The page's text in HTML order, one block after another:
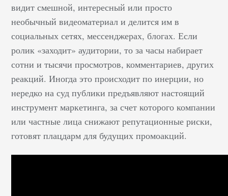
видит смешной, интересный или просто
необычный видеоматериал и делится им в
социальных сетях, мессенджерах, блогах. Если
ролик «заходит» аудитории, то за часы набирает
сотни и тысячи просмотров, комментариев, других
реакций. Иногда это происходит по инерции, но
нередко на суд публики предъявляют настоящий
инструмент маркетинга, за счет которого компании
или частные лица снижают репутационные риски,
готовят плацдарм для будущих промоакций.